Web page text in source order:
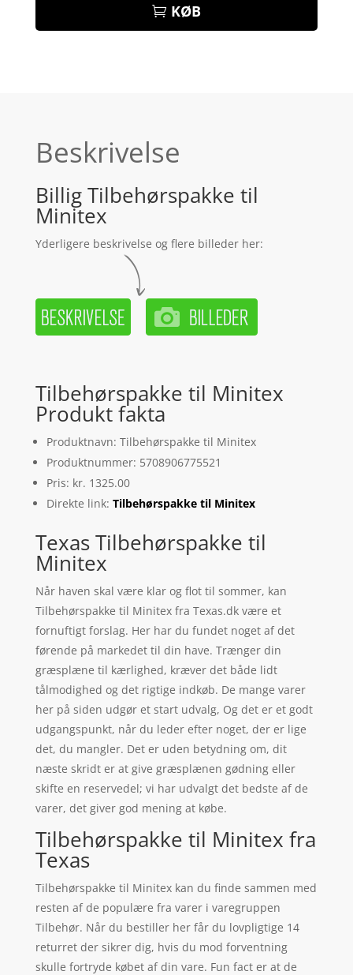
KØB
Beskrivelse
Billig Tilbehørspakke til
Minitex
Yderligere beskrivelse og flere billeder her:
Tilbehørspakke til Minitex
Produkt fakta
Produktnavn: Tilbehørspakke til Minitex
Produktnummer: 5708906775521
Pris: kr. 1325.00
Direkte link: Tilbehørspakke til Minitex
Texas Tilbehørspakke til
Minitex
Når haven skal være klar og flot til sommer, kan
Tilbehørspakke til Minitex fra Texas.dk være et
fornuftigt forslag. Her har du fundet noget af det
førende på markedet til din have. Trænger din
græsplæne til kærlighed, kræver det både lidt
tålmodighed og det rigtige indkøb. De mange varer
her på siden udgør et start udvalg, Og det er et godt
udgangspunkt, når du leder efter noget, der er lige
det, du mangler. Det er uden betydning om, dit
næste skridt er at give græsplænen gødning eller
skifte en reservedel; vi har udvalgt det bedste af de
varer, det giver god mening at købe.
Tilbehørspakke til Minitex fra
Texas
Tilbehørspakke til Minitex kan du finde sammen med
resten af de populære fra varer i varegruppen
Tilbehør. Når du bestiller her får du lovpligtige 14
returret der sikrer dig, hvis du mod forventning
skulle fortryde købet af din vare. Fun fact er at de